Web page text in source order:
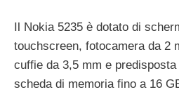
Il Nokia 5235 è dotato di
touchscreen, fotocamera da 2
cuffie da 3,5 mm e
scheda di memoria fino a 16